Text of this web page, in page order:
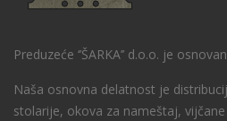
Preduzeće ‘’ŠARKA’’ d.o.o. je
Naša osnovna delatnost je
stolarije, okova za nameštaj,